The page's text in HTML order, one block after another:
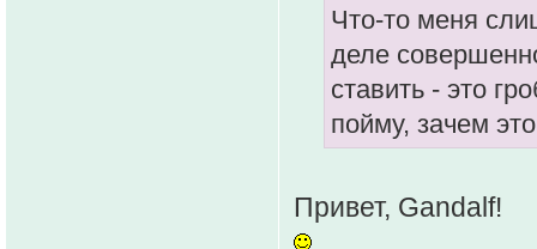
Что-то меня
деле
ставить - это
пойму, зачем
Привет, Gandalf!